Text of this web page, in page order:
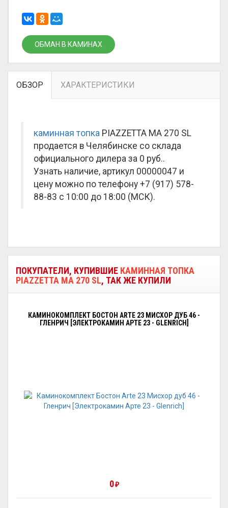
ОБМАН В КАМИНАХ
ОБЗОР ХАРАКТЕРИСТИКИ
каминная топка PIAZZETTA MA 270 SL
продается в Челябинске со склада
официального дилера за 0 руб..
Узнать наличие, артикул 00000047 и
цену можно по телефону +7 (917) 578-
88-83 с 10:00 до 18:00 (МСК).
ПОКУПАТЕЛИ, КУПИВШИЕ КАМИННАЯ ТОПКА
PIAZZETTA MA 270 SL, ТАК ЖЕ КУПИЛИ
КАМИНОКОМПЛЕКТ БОСТОН ARTE 23 МИСХОР ДУБ 46 -
ГЛЕНРИЧ [ЭЛЕКТРОКАМИН АРТЕ 23 - GLENRICH]
0₽